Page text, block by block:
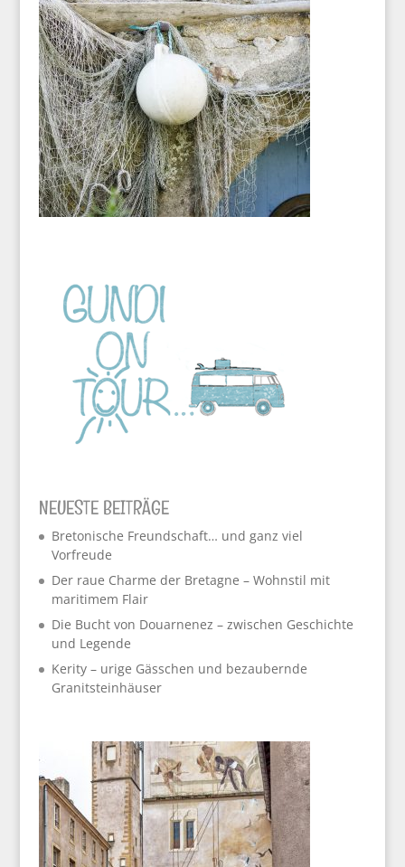
NEUESTE BEITRÄGE
Bretonische Freundschaft… und ganz viel
Vorfreude
Der raue Charme der Bretagne – Wohnstil mit
maritimem Flair
Die Bucht von Douarnenez – zwischen Geschichte
und Legende
Kerity – urige Gässchen und bezaubernde
Granitsteinhäuser